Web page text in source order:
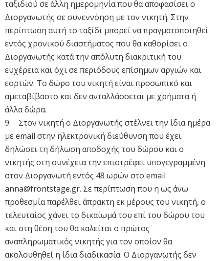
ταξιδιού σε άλλη ημερομηνία που θα αποφασίσει ο
Διοργανωτής σε συνεννόηση με τον νικητή. Στην
περίπτωση αυτή το ταξίδι μπορεί να πραγματοποιηθεί
εντός χρονικού διαστήματος που θα καθορίσει ο
Διοργανωτής κατά την απόλυτη διακριτική του
ευχέρεια και όχι σε περιόδους επίσημων αργιών και
εορτών. Το δώρο του νικητή είναι προσωπικό και
αμεταβίβαστο και δεν ανταλλάσσεται με χρήματα ή
άλλα δώρα.
9. Στον νικητή ο Διοργανωτής στέλνει την ίδια ημέρα
με email στην ηλεκτρονική διεύθυνση που έχει
δηλώσει τη δήλωση αποδοχής του δώρου και o
νικητής στη συνέχεια την επιστρέφει υπογεγραμμένη
στον Διοργανωτή εντός 48 ωρών στο email
anna@frontstage.gr. Σε περίπτωση που η ως άνω
προθεσμία παρέλθει άπρακτη εκ μέρους του νικητή, ο
τελευταίος χάνει το δικαίωμά του επί του δώρου του
και στη θέση του θα καλείται ο πρώτος
αναπληρωματικός νικητής για τον οποίον θα
ακολουθηθεί η ίδια διαδικασία. Ο Διοργανωτής δεν